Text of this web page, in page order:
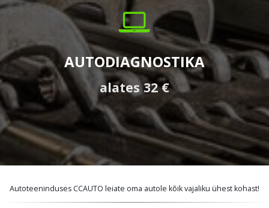
AUTODIAGNOSTIKA
alates 32 €
Autoteeninduses CCAUTO leiate oma autole kõik vajaliku ühest kohast!